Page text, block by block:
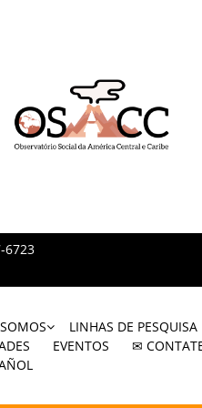
6723
LINHAS DE PESQUISA
EVENTOS ✉